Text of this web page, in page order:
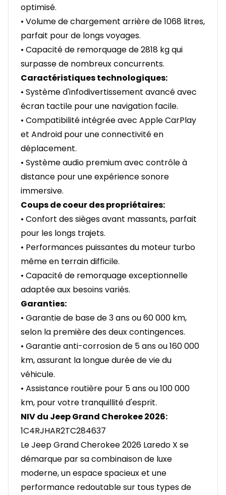
optimisé.
• Volume de chargement arrière de 1068 litres,
parfait pour de longs voyages.
• Capacité de remorquage de 2818 kg qui
surpasse de nombreux concurrents.
Caractéristiques technologiques:
• Système d'infodivertissement avancé avec
écran tactile pour une navigation facile.
• Compatibilité intégrée avec Apple CarPlay
et Android pour une connectivité en
déplacement.
• Système audio premium avec contrôle à
distance pour une expérience sonore
immersive.
Coups de coeur des propriétaires:
• Confort des sièges avant massants, parfait
pour les longs trajets.
• Performances puissantes du moteur turbo
même en terrain difficile.
• Capacité de remorquage exceptionnelle
adaptée aux besoins variés.
Garanties:
• Garantie de base de 3 ans ou 60 000 km,
selon la première des deux contingences.
• Garantie anti-corrosion de 5 ans ou 160 000
km, assurant la longue durée de vie du
véhicule.
• Assistance routière pour 5 ans ou 100 000
km, pour votre tranquillité d'esprit.
NIV du Jeep Grand Cherokee 2026:
1C4RJHAR2TC284637
Le Jeep Grand Cherokee 2026 Laredo X se
démarque par sa combinaison de luxe
moderne, un espace spacieux et une
performance redoutable sur tous types de